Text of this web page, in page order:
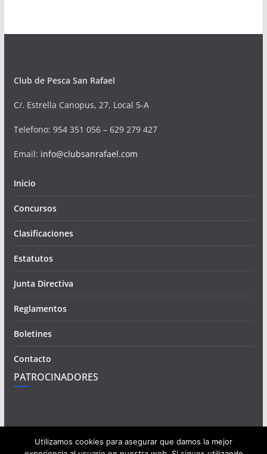
Club de Pesca San Rafael
C/. Estrella Canopus, 27, Local 5-A
Telefono: 954 351 056 – 629 279 427
Email: info@clubsanrafael.com
Inicio
Concursos
Clasificaciones
Estatutos
Junta Directiva
Reglamentos
Boletines
Contacto
PATROCINADORES
Utilizamos cookies para asegurar que damos la mejor